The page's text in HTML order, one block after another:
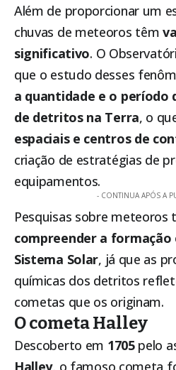
Além de proporcionar um
chuvas de meteoros têm
significativo. O
que o estudo desses
a quantidade e o período
de detritos na Terra, o
espaciais e centros de
criação de estratégias de
equipamentos.
- CONTINUA APÓS A
Pesquisas sobre
compreender a formação
Sistema Solar, já que as
químicas dos detritos
cometas que os originam.
O cometa Halley
Descoberto em 1705pelo
Halley, o famoso cometa